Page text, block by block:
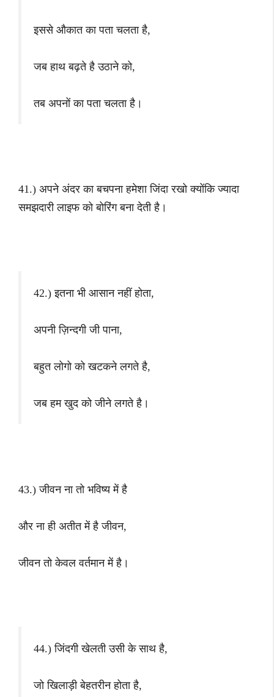
इससे औकात का पता चलता है,
जब हाथ बढ़ते है उठाने को,
तब अपनों का पता चलता है।
41.) अपने अंदर का बचपना हमेशा जिंदा रखो क्योंकि ज्यादा
समझदारी लाइफ को बोरिंग बना देती है।
42.) इतना भी आसान नहीं होता,
अपनी ज़िन्दगी जी पाना,
बहुत लोगो को खटकने लगते है,
जब हम खुद को जीने लगते है।
43.) जीवन ना तो भविष्य में है
और ना ही अतीत में है जीवन,
जीवन तो केवल वर्तमान में है।
44.) जिंदगी खेलती उसी के साथ है,
जो खिलाड़ी बेहतरीन होता है,